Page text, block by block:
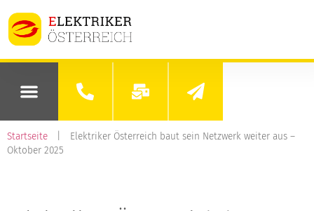
Startseite
Elektriker Österreich baut sein Netzwerk weiter aus –
Oktober 2025